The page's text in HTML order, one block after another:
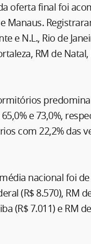
oferta final foi
Manaus.
e N.L., Rio de
RM de
e 73,0%,
com 22,2% das
nacional foi de
(R$ 8.570), RM
(R$ 7.011) e RM